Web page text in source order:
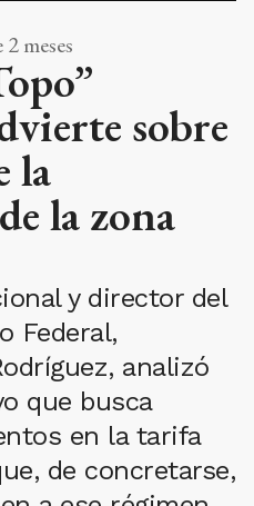
meses
sobre
la
la zona
y director del
Federal,
analizó
que busca
en la tarifa
de concretarse,